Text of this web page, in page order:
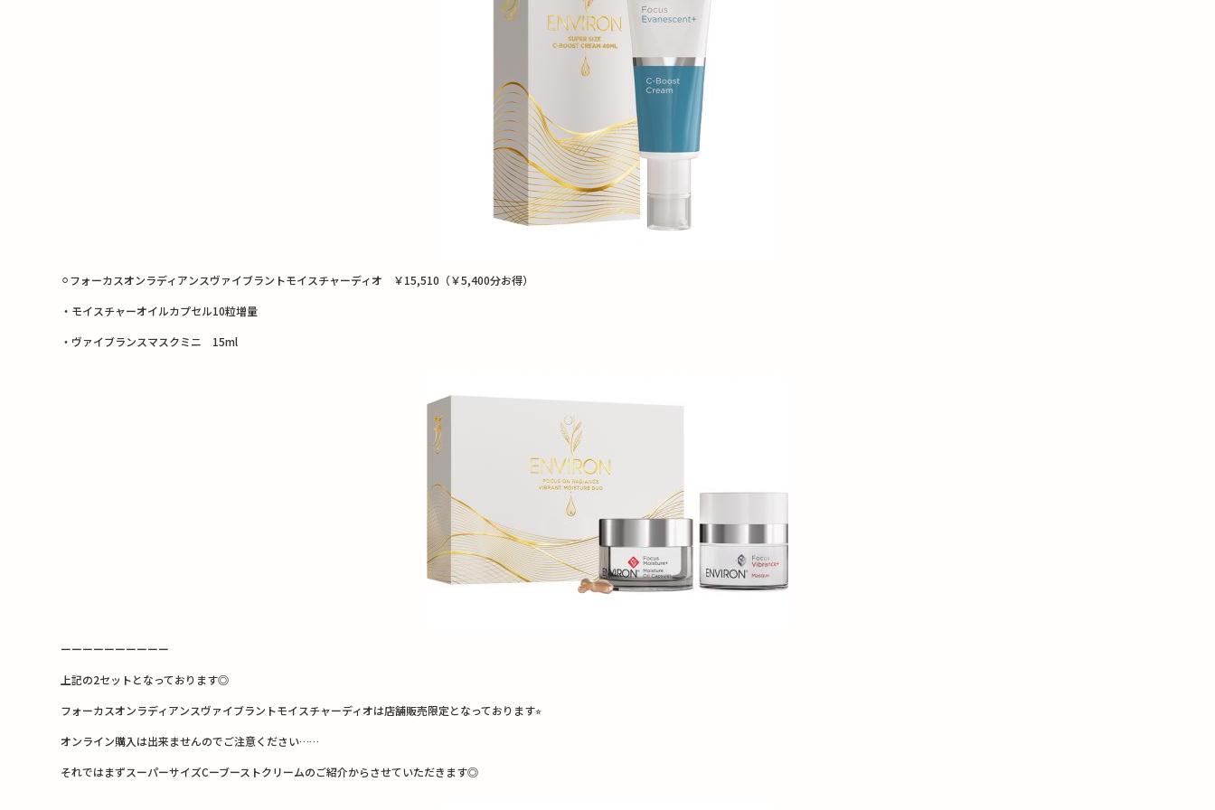
⚪︎フォーカスオンラディアンスヴァイブラントモイスチャーディオ ￥15,510（￥5,400分お得）
・モイスチャーオイルカプセル10粒増量
・ヴァイブランスマスクミニ 15ml
ーーーーーーーーーー
上記の2セットとなっております◎
フォーカスオンラディアンスヴァイブラントモイスチャーディオは店舗販売限定となっております⭐︎
オンライン購入は出来ませんのでご注意ください……
それではまずスーパーサイズCーブーストクリームのご紹介からさせていただきます◎